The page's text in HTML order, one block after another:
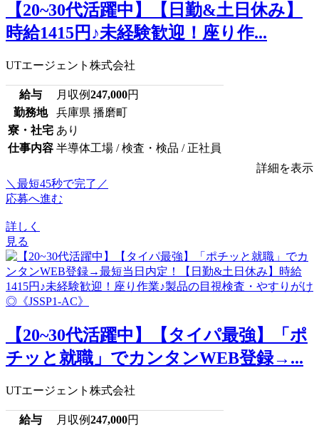
【20~30代活躍中】【日勤&土日休み】
時給1415円♪未経験歓迎！座り作...
UTエージェント株式会社
給与 月収例247,000円
勤務地
兵庫県 播磨町
寮・社宅 あり
仕事内容 半導体工場 / 検査・検品 / 正社員
詳細を表示
＼最短45秒で完了／
応募へ進む
詳しく
見る
【20~30代活躍中】【タイパ最強】「ポ
チッと就職」でカンタンWEB登録→...
UTエージェント株式会社
給与 月収例247,000円